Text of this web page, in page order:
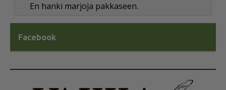
En hanki marjoja pakkaseen.
Facebook